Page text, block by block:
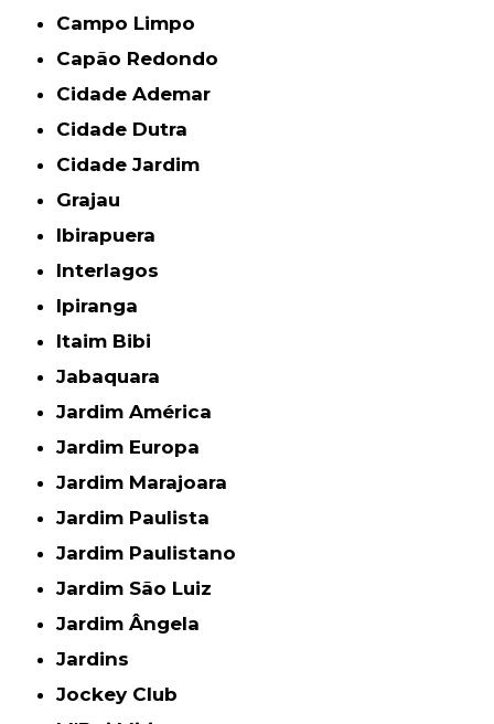
Campo Limpo
Capão Redondo
Cidade Ademar
Cidade Dutra
Cidade Jardim
Grajau
Ibirapuera
Interlagos
Ipiranga
Itaim Bibi
Jabaquara
Jardim América
Jardim Europa
Jardim Marajoara
Jardim Paulista
Jardim Paulistano
Jardim São Luiz
Jardim Ângela
Jardins
Jockey Club